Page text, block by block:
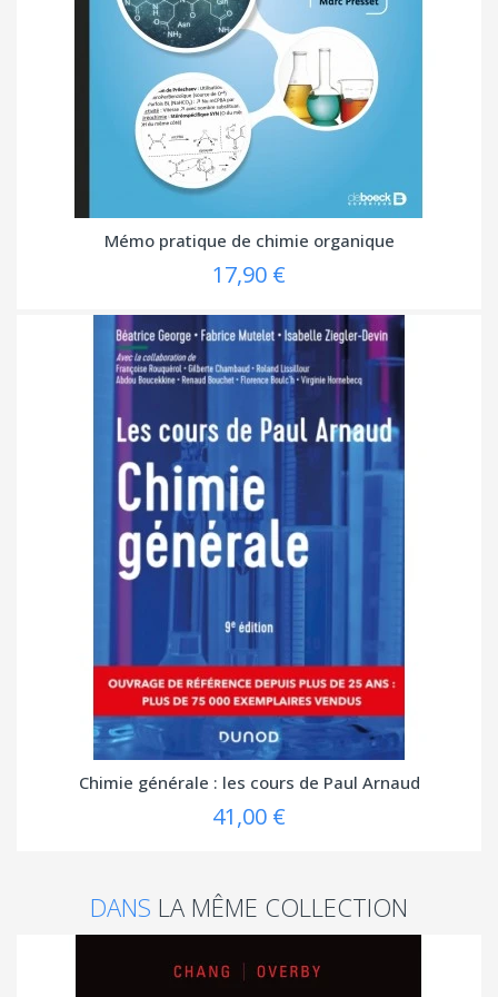
Mémo pratique de chimie organique
17,90 €
Chimie générale : les cours de Paul Arnaud
41,00 €
DANS LA MÊME COLLECTION